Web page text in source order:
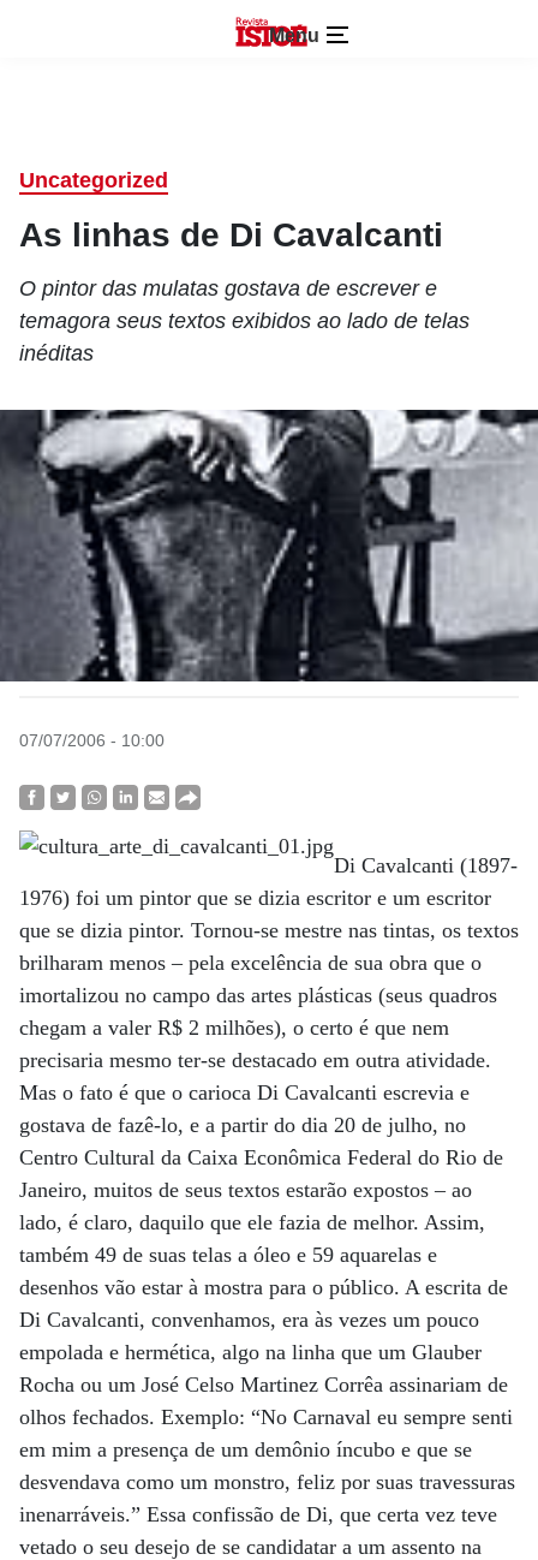
Menu
Uncategorized
As linhas de Di Cavalcanti
O pintor das mulatas gostava de escrever e
temagora seus textos exibidos ao lado de telas
inéditas
07/07/2006 - 10:00
Di Cavalcanti (1897-
1976) foi um pintor que se dizia escritor e um escritor
que se dizia pintor. Tornou-se mestre nas tintas, os textos
brilharam menos – pela excelência de sua obra que o
imortalizou no campo das artes plásticas (seus quadros
chegam a valer R$ 2 milhões), o certo é que nem
precisaria mesmo ter-se destacado em outra atividade.
Mas o fato é que o carioca Di Cavalcanti escrevia e
gostava de fazê-lo, e a partir do dia 20 de julho, no
Centro Cultural da Caixa Econômica Federal do Rio de
Janeiro, muitos de seus textos estarão expostos – ao
lado, é claro, daquilo que ele fazia de melhor. Assim,
também 49 de suas telas a óleo e 59 aquarelas e
desenhos vão estar à mostra para o público. A escrita de
Di Cavalcanti, convenhamos, era às vezes um pouco
empolada e hermética, algo na linha que um Glauber
Rocha ou um José Celso Martinez Corrêa assinariam de
olhos fechados. Exemplo: “No Carnaval eu sempre senti
em mim a presença de um demônio íncubo e que se
desvendava como um monstro, feliz por suas travessuras
inenarráveis.” Essa confissão de Di, que certa vez teve
vetado o seu desejo de se candidatar a um assento na